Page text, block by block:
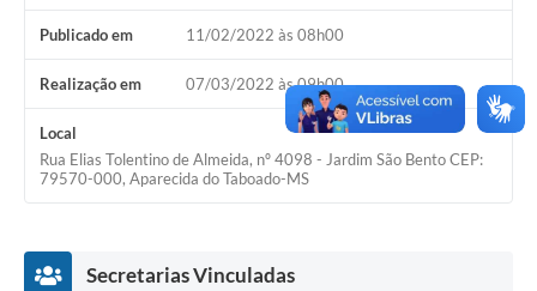
Publicado em 11/02/2022 às 08h00
Realização em 07/03/2022 às 09h00
Local
Rua Elias Tolentino de Almeida, nº 4098 - Jardim São Bento CEP:
79570-000, Aparecida do Taboado-MS
Secretarias Vinculadas